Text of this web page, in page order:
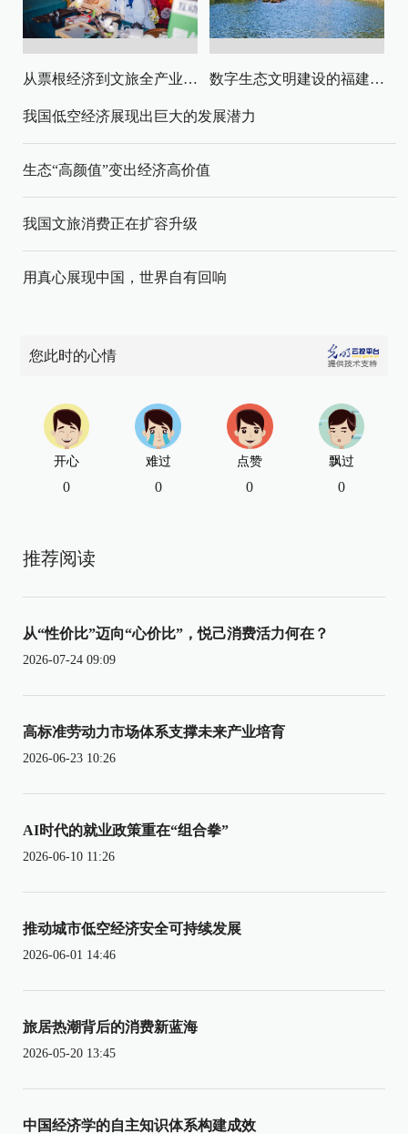
从票根经济到文旅全产业链升级 数字生态文明建设的福建路径与启示
我国低空经济展现出巨大的发展潜力
生态“高颜值”变出经济高价值
我国文旅消费正在扩容升级
用真心展现中国，世界自有回响
您此时的心情
开心
0
难过
0
点赞
0
飘过
0
推荐阅读
从“性价比”迈向“心价比”，悦己消费活力何在？
2026-07-24 09:09
高标准劳动力市场体系支撑未来产业培育
2026-06-23 10:26
AI时代的就业政策重在“组合拳”
2026-06-10 11:26
推动城市低空经济安全可持续发展
2026-06-01 14:46
旅居热潮背后的消费新蓝海
2026-05-20 13:45
中国经济学的自主知识体系构建成效